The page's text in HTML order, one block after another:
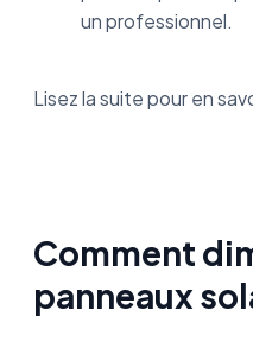
un professionnel.
Lisez la suite pour en
Comment
panneaux